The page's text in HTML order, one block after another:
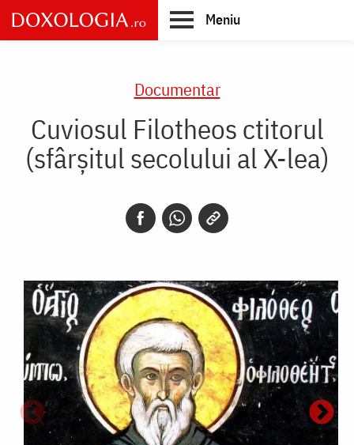
Skip
to
main
Meniu
Documentar
Cuviosul Filotheos ctitorul
(sfârșitul secolului al X-lea)